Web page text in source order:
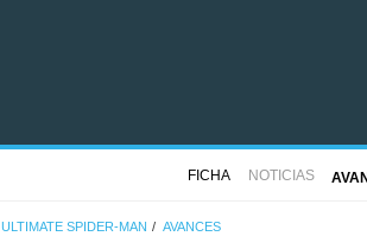
FICHA NOTICIAS
ULTIMATE SPIDER-MAN AVANCES